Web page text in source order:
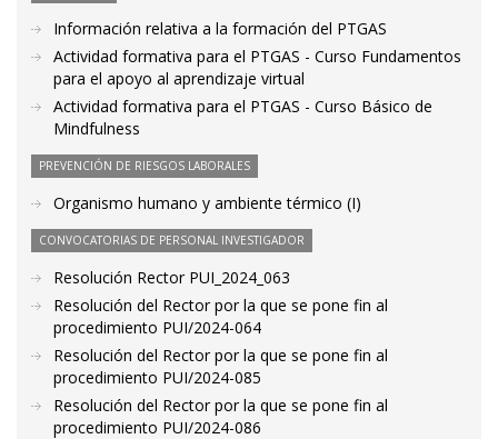
Información relativa a la formación del PTGAS
Actividad formativa para el PTGAS - Curso Fundamentos
para el apoyo al aprendizaje virtual
Actividad formativa para el PTGAS - Curso Básico de
Mindfulness
PREVENCIÓN DE RIESGOS LABORALES
Organismo humano y ambiente térmico (I)
CONVOCATORIAS DE PERSONAL INVESTIGADOR
Resolución Rector PUI_2024_063
Resolución del Rector por la que se pone fin al
procedimiento PUI/2024-064
Resolución del Rector por la que se pone fin al
procedimiento PUI/2024-085
Resolución del Rector por la que se pone fin al
procedimiento PUI/2024-086